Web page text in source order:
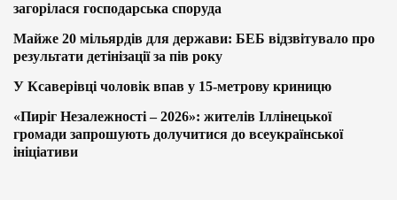
загорілася господарська споруда
Майже 20 мільярдів для держави: БЕБ відзвітувало про
результати детінізації за пів року
У Ксаверівці чоловік впав у 15-метрову криницю
«Пиріг Незалежності – 2026»: жителів Іллінецької
громади запрошують долучитися до всеукраїнської
ініціативи